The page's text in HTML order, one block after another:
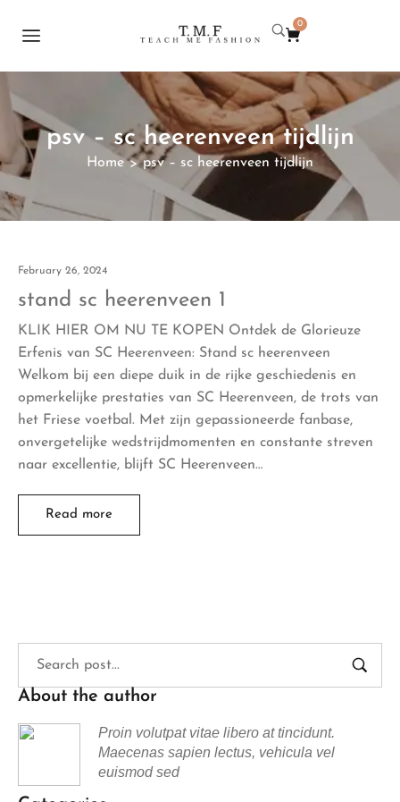
0
psv – sc heerenveen tijdlijn
Home > psv – sc heerenveen tijdlijn
February 26, 2024
stand sc heerenveen 1
KLIK HIER OM NU TE KOPEN Ontdek de Glorieuze
Erfenis van SC Heerenveen: Stand sc heerenveen
Welkom bij een diepe duik in de rijke geschiedenis en
opmerkelijke prestaties van SC Heerenveen, de trots van
het Friese voetbal. Met zijn gepassioneerde fanbase,
onvergetelijke wedstrijdmomenten en constante streven
naar excellentie, blijft SC Heerenveen…
Read more
About the author
Proin volutpat vitae libero at tincidunt.
Maecenas sapien lectus, vehicula vel
euismod sed